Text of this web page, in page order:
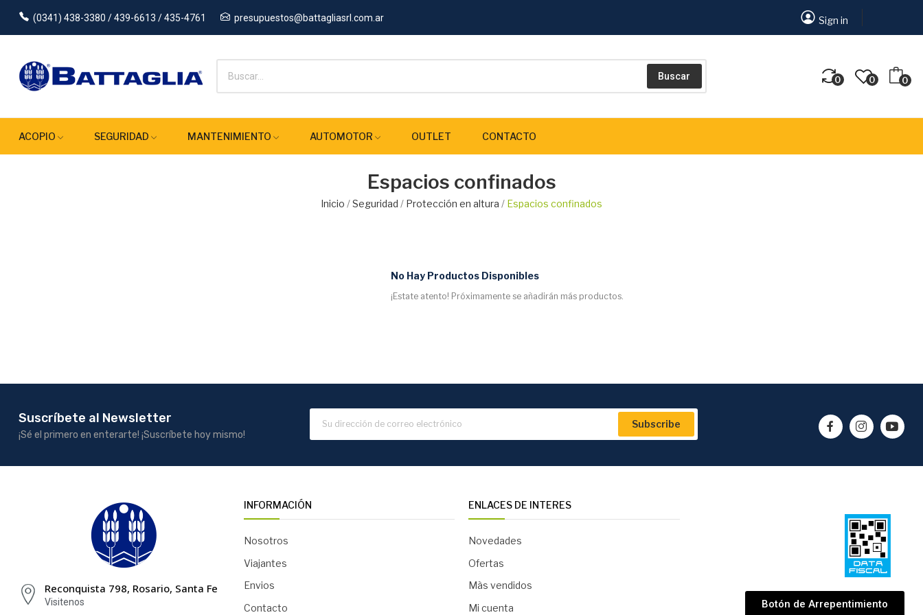
(0341) 438-3380 / 439-6613 / 435-4761 presupuestos@battagliasrl.com.ar Sign in
Buscar 0 0 0
ACOPIO SEGURIDAD MANTENIMIENTO AUTOMOTOR OUTLET CONTACTO
Espacios confinados
Inicio Seguridad Protección en altura Espacios confinados
No Hay Productos Disponibles
¡Estate atento! Próximamente se añadirán más productos.
Suscríbete al Newsletter
¡Sé el primero en enterarte! ¡Suscríbete hoy mismo!
Subscribe
Reconquista 798, Rosario, Santa Fe
Visitenos
INFORMACIÓN
Nosotros
Viajantes
Envios
Contacto
ENLACES DE INTERES
Novedades
Ofertas
Màs vendidos
Mi cuenta
Botón de Arrepentimiento